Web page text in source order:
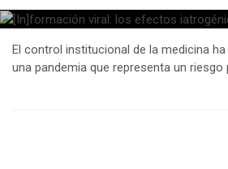
El control institucional de la medicina
una pandemia que representa un riesgo